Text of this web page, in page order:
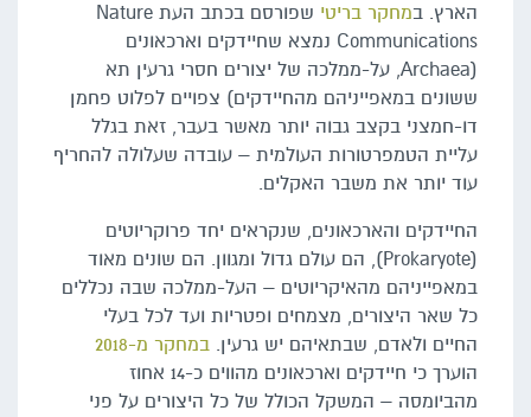
הארץ. במחקר בריטי
שפורסם בכתב העת Nature
Communications נמצא שחיידקים וארכאונים
(Archaea, על-ממלכה של יצורים חסרי גרעין תא
ששונים במאפייניהם מהחיידקים) צפויים לפלוט פחמן
דו-חמצני בקצב גבוה יותר מאשר בעבר, זאת בגלל
עליית הטמפרטורות העולמית – עובדה שעלולה להחריף
עוד יותר את משבר האקלים.
החיידקים והארכאונים, שנקראים יחד פרוקריוטים
(Prokaryote), הם עולם גדול ומגוון. הם שונים מאוד
במאפייניהם מהאיקריוטים – העל-ממלכה שבה נכללים
כל שאר היצורים, מצמחים ופטריות ועד לכל בעלי
החיים ולאדם, שבתאיהם יש גרעין. במחקר מ-2018
הוערך כי חיידקים וארכאונים מהווים כ-14 אחוז
מהביומסה – המשקל הכולל של כל היצורים על פני